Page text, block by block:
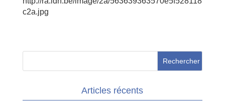
c2a.jpg
Articles récents